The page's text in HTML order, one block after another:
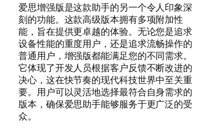
爱思增强版是这款助手的另一个令人印象深
刻的功能。这款高级版本拥有多项附加性
能，旨在提供更卓越的体验。无论您是追求
设备性能的重度用户，还是追求流畅操作的
普通用户，增强版都能满足您的不同需求。
它体现了开发人员根据客户反馈不断改进的
决心，这在快节奏的现代科技世界中至关重
要。用户可以灵活地选择最符合自身需求的
版本，确保爱思助手能够服务于更广泛的受
众。